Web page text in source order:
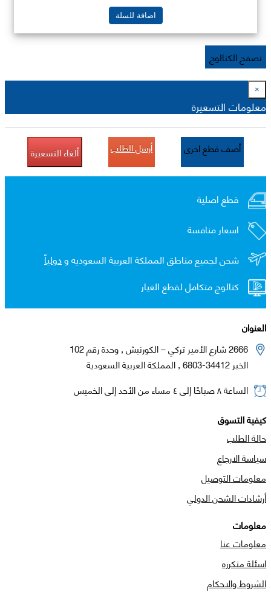
اضافة للسلة
تصفح الكتالوج
×
معلومات التسعيرة
أضف قطع اخرى أرسل الطلب ألغاء التسعيرة
قطع اصلية
اسعار منافسة
شحن لجميع مناطق المملكة العربية السعوديه ودولياً
كتالوج متكامل لقطع الغيار
العنوان
2666 شارع الأمير تركي – الكورنيش , وحدة رقم 102
الخبر 34412-6803 , المملكة العربية السعودية
الساعة ٨ صباحًا إلى ٤ مساء من الأحد إلى الخميس
كيفية التسوق
حالة الطلب
سياسة الارجاع
معلومات التوصيل
أرشادات الشحن الدولي
معلومات
معلومات عنا
اسئلة متكرره
الشروط والاحكام